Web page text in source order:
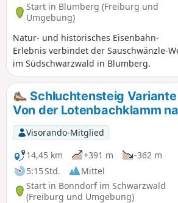
Start in Blumberg (Freiburg und
Umgebung)
Natur- und historisches Eisenbahn-
Erlebnis verbindet der Sauschwänzle-
im Südschwarzwald in Blumberg.
Schluchtensteig
Von der Lotenbachklamm
Visorando-Mitglied
14,45 km
+391 m
-362 m
5:15 Std.
Mittel
Start in Bonndorf im Schwarzwald
(Freiburg und Umgebung)